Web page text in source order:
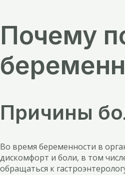
Почему
Причины
Во время беременности в
дискомфорт и боли, в том
обращаться к